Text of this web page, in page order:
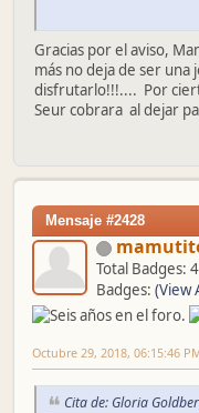
Gracias por el aviso,
más no deja de ser
disfrutarlo!!!.... Por
Seur cobrara al dejar
Mensaje #2428
Total Badges: 4
Badges: (View
Octubre 29, 2018, 06:15:46
Cita de: Gloria